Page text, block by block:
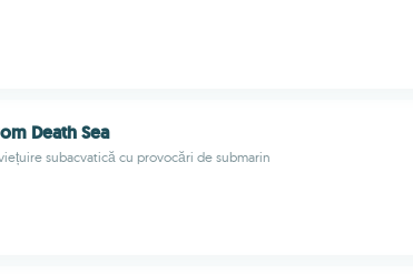
Death Sea
subacvatică cu provocări de submarin